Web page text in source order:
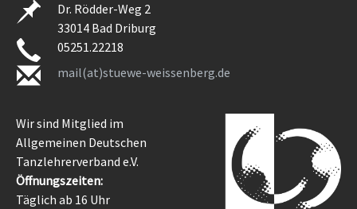
Dr. Rödder-Weg 2
33014 Bad Driburg
05251.22218
mail(at)stuewe-weissenberg.de
Wir sind Mitglied im
Allgemeinen Deutschen
Tanzlehrerverband e.V.
Öffnungszeiten:
Täglich ab 16 Uhr